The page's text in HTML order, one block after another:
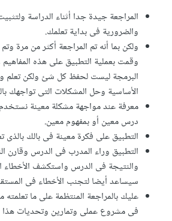
المراجعة جيدة جدا أثناء الدراسة
والضرورية فى بداية تعلمك.
ولكن بما أنه تم المراجعة أكثر من مرة
وقمت بعملية التطبيق على هذه
البرمجة ليست لحفظ كل شئ ولكن تعلم
الأساسية وحل المشكلات التى تواجهك
معرفة عند مواجهة مشكلة معينة نستخدم
درس معين أو بمفهوم معين.
التطبيق على فكرة معينة فى بالك بالذى
التطبيق وراء المدرب فى الدرس وقارن
والنتيجة فى الدرس واستكشف الأخطاء
سيساعد أيضا لتجنب الأخطاء فى
عليك بالمراجعة المنتظمة على ما
فى مشروع عملى وتمارين وتحديات